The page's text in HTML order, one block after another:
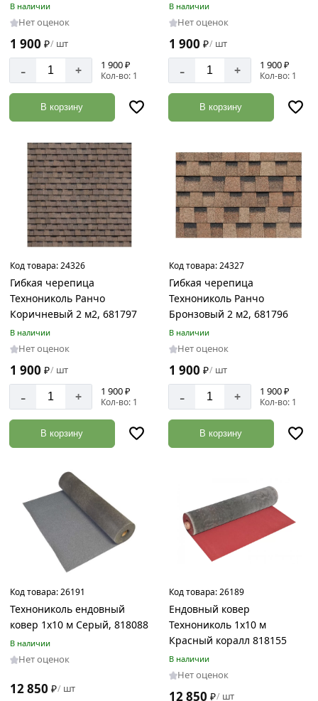
40х1
м
В наличии
Нет оценок
1 900 ₽/ шт
- + 1 900 ₽
Кол-во: 1
В корзину
В наличии
Нет оценок
1 900 ₽/ шт
- + 1 900 ₽
Кол-во: 1
В корзину
Код товара:24326
Гибкая черепица
Технониколь Ранчо
Коричневый 2 м2, 681797
В наличии
Нет оценок
1 900 ₽/ шт
- + 1 900 ₽
Кол-во: 1
В корзину
Код товара:24327
Гибкая черепица
Технониколь Ранчо
Бронзовый 2 м2, 681796
В наличии
Нет оценок
1 900 ₽/ шт
- + 1 900 ₽
Кол-во: 1
В корзину
Код товара:26191
Технониколь ендовный
ковер 1х10 м Серый, 818088
В наличии
Нет оценок
12 850 ₽/ шт
Код товара:26189
Ендовный ковер
Технониколь 1х10 м
Красный коралл 818155
В наличии
Нет оценок
12 850 ₽/ шт